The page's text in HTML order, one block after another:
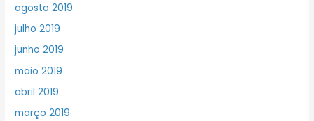
agosto 2019
julho 2019
junho 2019
maio 2019
abril 2019
março 2019